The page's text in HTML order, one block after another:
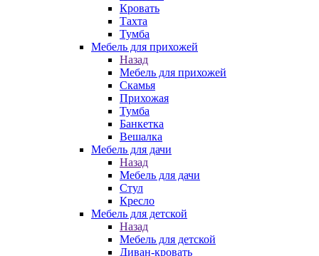
Кровать
Тахта
Тумба
Мебель для прихожей
Назад
Мебель для прихожей
Скамья
Прихожая
Тумба
Банкетка
Вешалка
Мебель для дачи
Назад
Мебель для дачи
Стул
Кресло
Мебель для детской
Назад
Мебель для детской
Диван-кровать